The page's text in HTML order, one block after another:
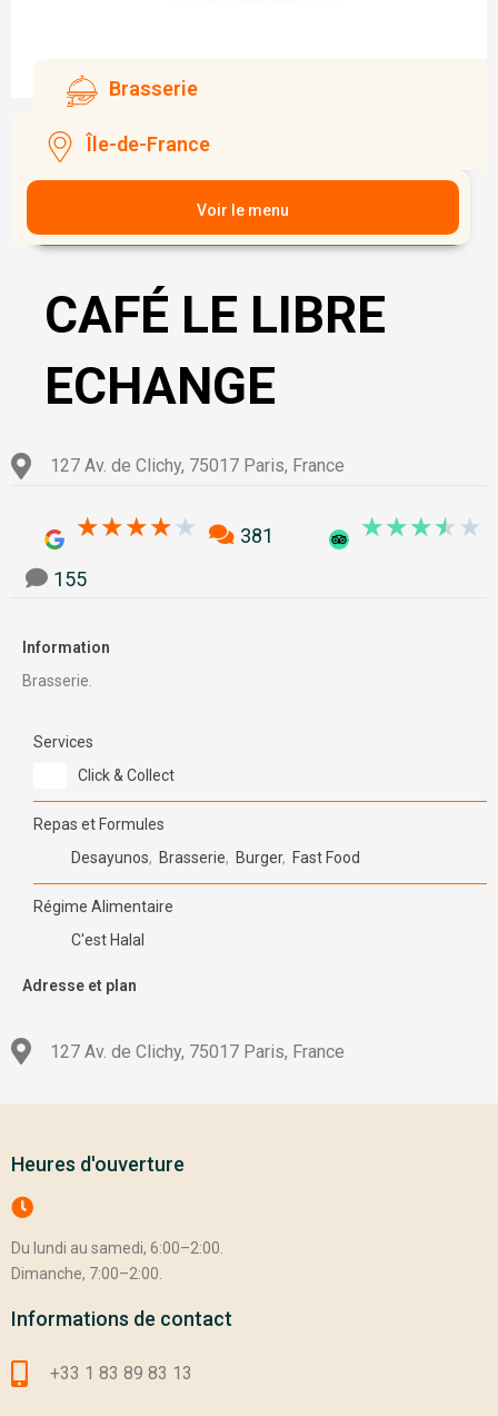
Brasserie
Île-de-France
Voir le menu
CAFÉ LE LIBRE
ECHANGE
127 Av. de Clichy, 75017 Paris, France
★★★★★ 3.9/5381 ★★★★★
155
Information
Brasserie.
Services
Click & Collect
Repas et Formules
Desayunos, Brasserie, Burger, Fast Food
Régime Alimentaire
C'est Halal
Adresse et plan
127 Av. de Clichy, 75017 Paris, France
Heures d'ouverture
Du lundi au samedi, 6:00–2:00.
Dimanche, 7:00–2:00.
Informations de contact
+33 1 83 89 83 13